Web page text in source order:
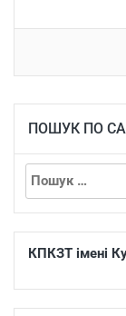
ПОШУК ПО
КПКЗТ імені